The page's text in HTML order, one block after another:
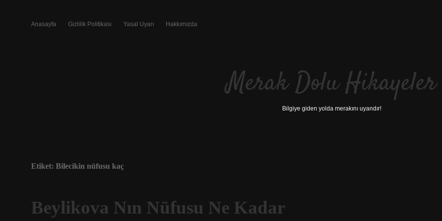
Anasayfa Gizlilik Politikası Yasal Uyarı Hakkımızda
Merak Dolu Hikayeler
Bilgiye giden yolda merakını uyandır!
Etiket: Bilecikin nüfusu kaç
Beylikova Nın Nüfusu Ne Kadar